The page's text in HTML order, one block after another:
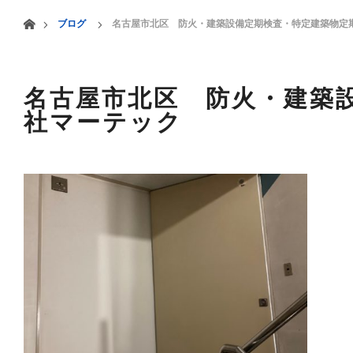
HOME 業務案内
ブログ
名古屋市北区 防火・建築設備定期検査・特定建築物
名古屋市北区 防火・建築
社マーテック